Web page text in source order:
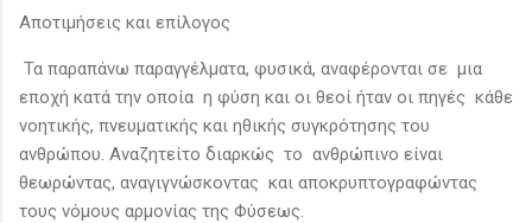
Αποτιμήσεις και επίλογος
Τα παραπάνω παραγγέλματα, φυσικά, αναφέρονται σε μια
εποχή κατά την οποία η φύση και οι θεοί ήταν οι πηγές κάθε
νοητικής, πνευματικής και ηθικής συγκρότησης του
ανθρώπου. Αναζητείτο διαρκώς το ανθρώπινο είναι
θεωρώντας, αναγιγνώσκοντας και αποκρυπτογραφώντας
τους νόμους αρμονίας της Φύσεως.